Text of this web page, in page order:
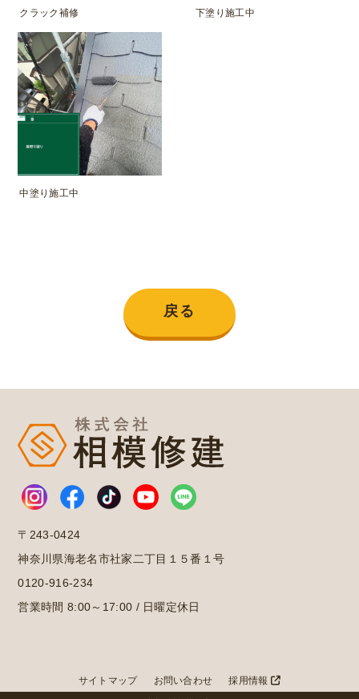
クラック補修 下塗り施工中
中塗り施工中
戻る
〒243-0424
神奈川県海老名市社家二丁目１５番１号
0120-916-234
営業時間 8:00～17:00 / 日曜定休日
サイトマップ お問い合わせ 採用情報